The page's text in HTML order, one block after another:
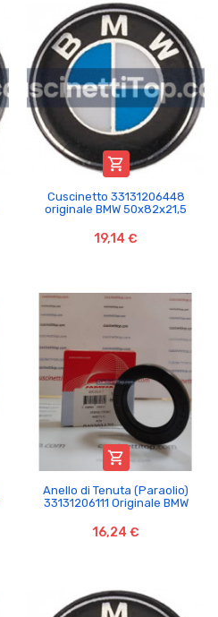

Cuscinetto 33131206448
originale BMW 50x82x21,5
19,14 €

Anello di Tenuta (Paraolio)
33131206111 Originale BMW
16,24 €